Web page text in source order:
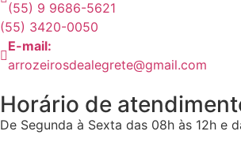
(55) 9 9686-5621
(55) 3420-0050
E-mail:
arrozeirosdealegrete@gmail.com
Horário de
De Segunda à Sexta das 08h às 12h e